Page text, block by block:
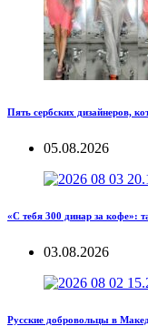
Пять сербских дизайнеров,
05.08.2026
«С тебя 300 динар за кофе»:
03.08.2026
Русские добровольцы в